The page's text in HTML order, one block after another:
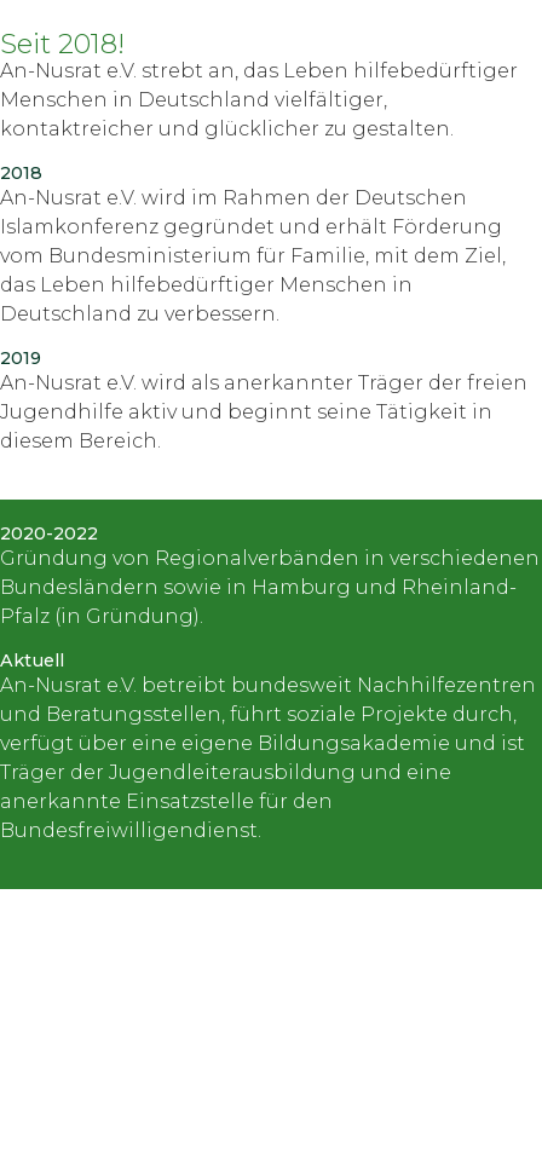
Seit 2018!
An-Nusrat e.V. strebt an, das Leben hilfebedürftiger
Menschen in Deutschland vielfältiger,
kontaktreicher und glücklicher zu gestalten.
2018
An-Nusrat e.V. wird im Rahmen der Deutschen
Islamkonferenz gegründet und erhält Förderung
vom Bundesministerium für Familie, mit dem Ziel,
das Leben hilfebedürftiger Menschen in
Deutschland zu verbessern.
2019
An-Nusrat e.V. wird als anerkannter Träger der freien
Jugendhilfe aktiv und beginnt seine Tätigkeit in
diesem Bereich.
2020-2022
Gründung von Regionalverbänden in verschiedenen
Bundesländern sowie in Hamburg und Rheinland-
Pfalz (in Gründung).
Aktuell
An-Nusrat e.V. betreibt bundesweit Nachhilfezentren
und Beratungsstellen, führt soziale Projekte durch,
verfügt über eine eigene Bildungsakademie und ist
Träger der Jugendleiterausbildung und eine
anerkannte Einsatzstelle für den
Bundesfreiwilligendienst.